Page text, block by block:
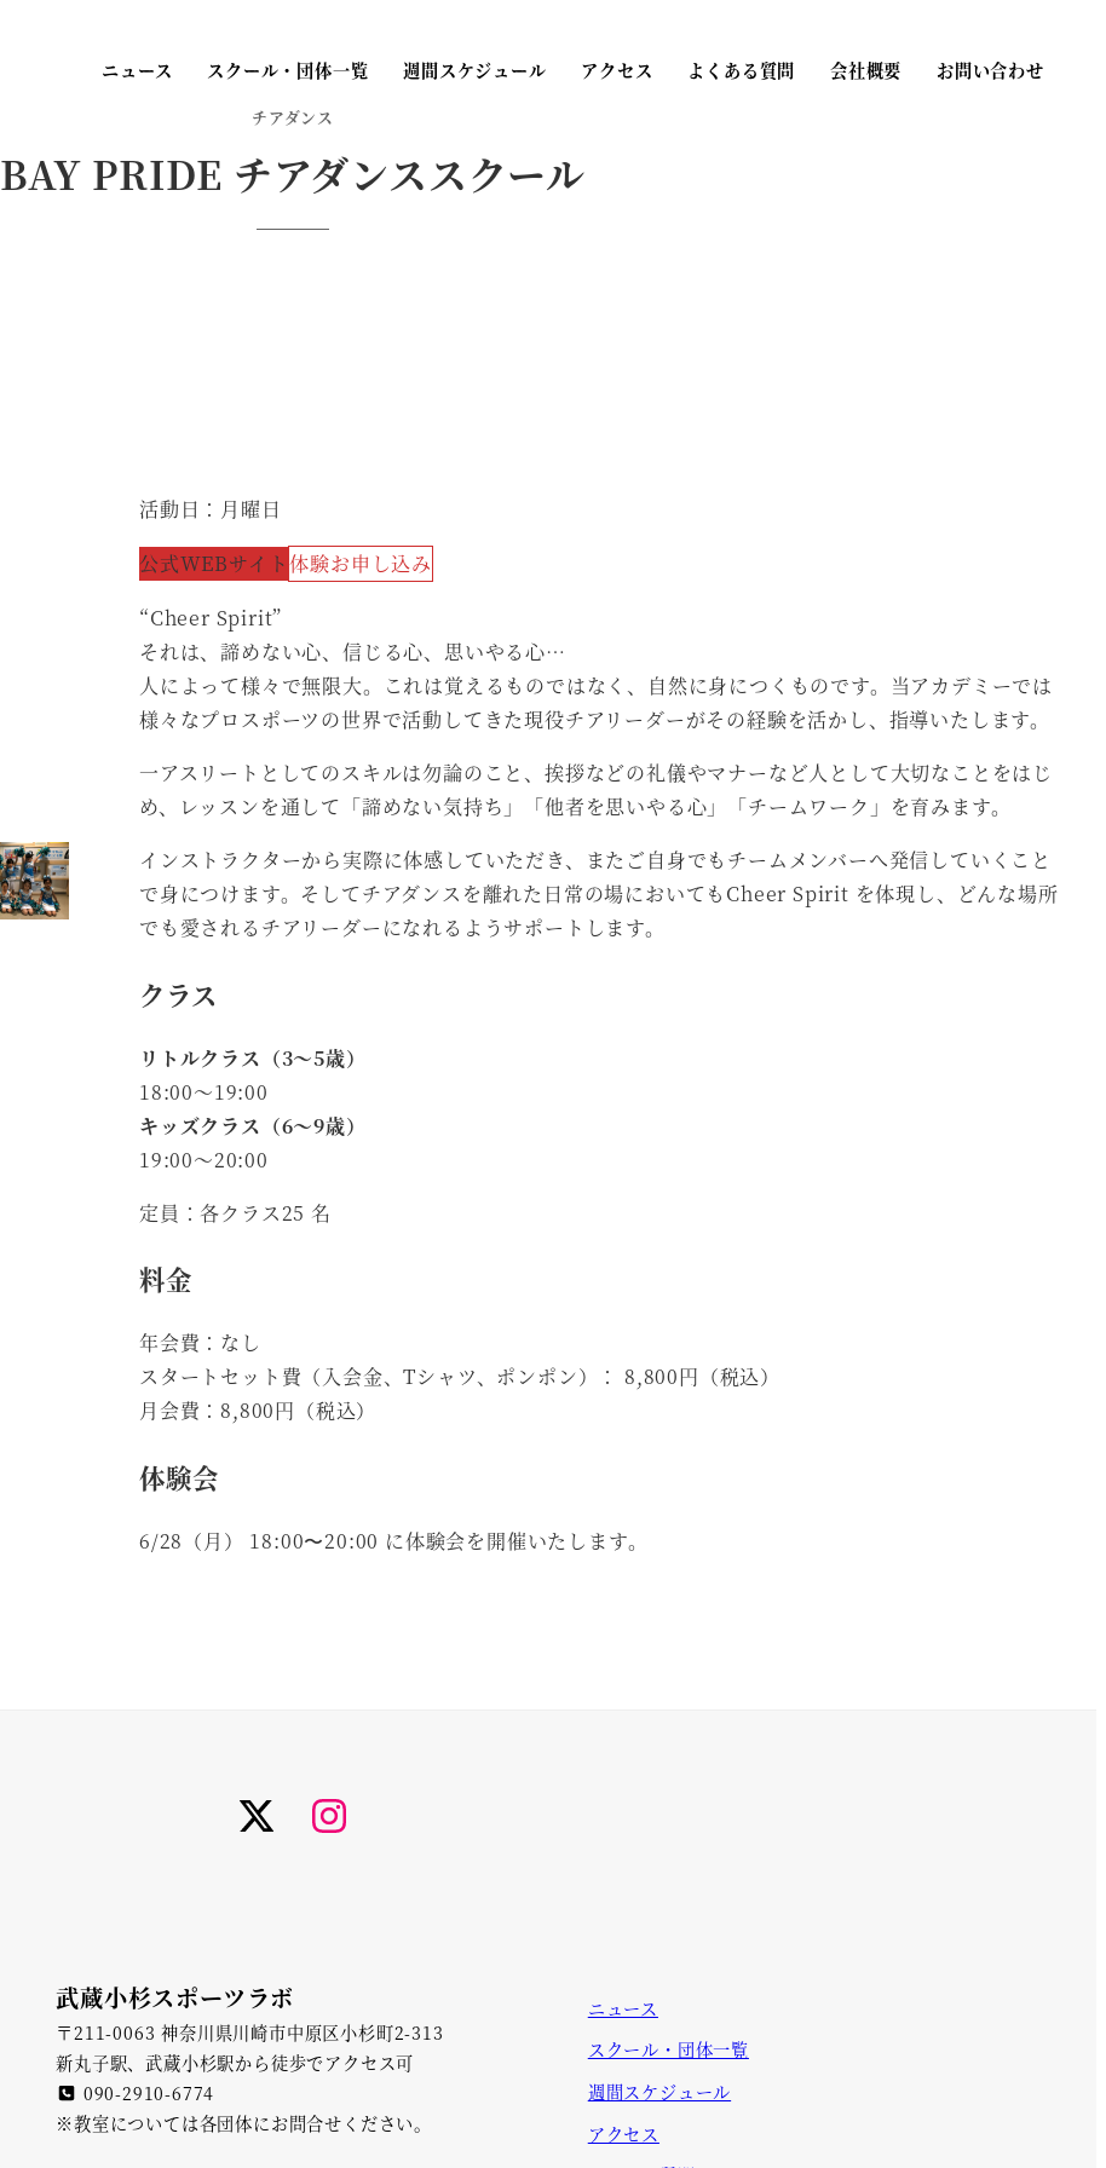
ニュース スクール・団体一覧 週間スケジュール アクセス よくある質問 会社概要 お問い合わせ
チアダンス
BAY PRIDE チアダンススクール
活動日：月曜日
公式WEBサイト体験お申し込み
“Cheer Spirit”
それは、諦めない心、信じる心、思いやる心…
人によって様々で無限大。これは覚えるものではなく、自然に身につくものです。当アカデミーでは
様々なプロスポーツの世界で活動してきた現役チアリーダーがその経験を活かし、指導いたします。
一アスリートとしてのスキルは勿論のこと、挨拶などの礼儀やマナーなど人として大切なことをはじ
め、レッスンを通して「諦めない気持ち」「他者を思いやる心」「チームワーク」を育みます。
インストラクターから実際に体感していただき、またご自身でもチームメンバーへ発信していくこと
で身につけます。そしてチアダンスを離れた日常の場においてもCheer Spirit を体現し、どんな場所
でも愛されるチアリーダーになれるようサポートします。
クラス
リトルクラス（3～5歳）
18:00～19:00
キッズクラス（6～9歳）
19:00～20:00
定員：各クラス25 名
料金
年会費：なし
スタートセット費（入会金、Tシャツ、ポンポン）： 8,800円（税込）
月会費：8,800円（税込）
体験会
6/28（月） 18:00〜20:00 に体験会を開催いたします。
twiterinstagram
武蔵小杉スポーツラボ
〒211-0063 神奈川県川崎市中原区小杉町2-313
新丸子駅、武蔵小杉駅から徒歩でアクセス可
090-2910-6774
※教室については各団体にお問合せください。
ニュース
スクール・団体一覧
週間スケジュール
アクセス